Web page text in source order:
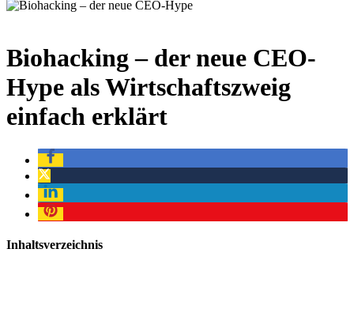
Biohacking – der neue CEO-
Hype als Wirtschaftszweig
einfach erklärt
Inhaltsverzeichnis